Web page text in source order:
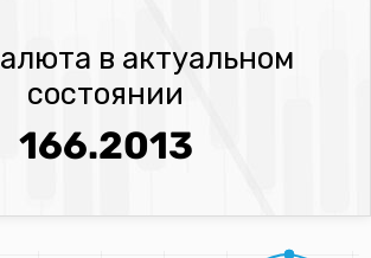
в актуальном
состоянии
166.2013